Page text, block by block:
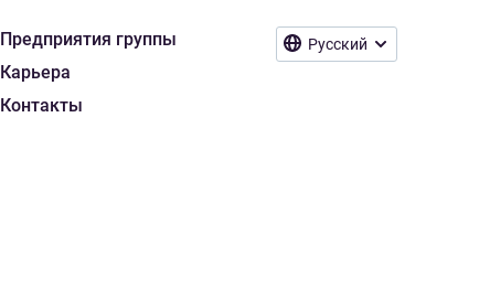
Русский
Предприятия группы
Карьера
Контакты